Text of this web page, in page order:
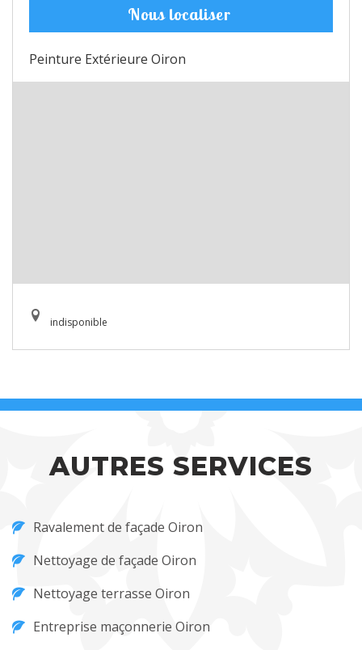
Nous localiser
Peinture Extérieure Oiron
indisponible
AUTRES SERVICES
Ravalement de façade Oiron
Nettoyage de façade Oiron
Nettoyage terrasse Oiron
Entreprise maçonnerie Oiron